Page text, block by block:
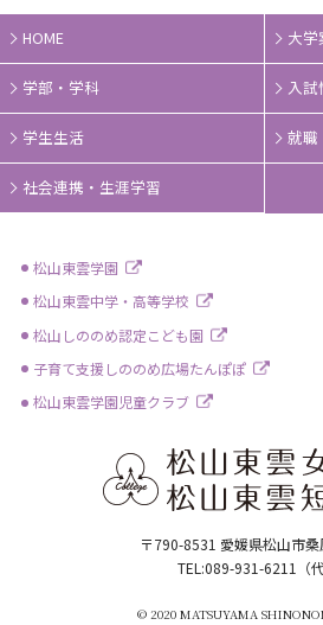
HOME 大学
学部・学科 入試
学生生活 就職
社会連携・生涯学習
松山東雲学園
松山東雲中学・高等学校
松山しののめ認定こども園
子育て支援しののめ広場たんぽぽ
松山東雲学園児童クラブ
〒790-8531 愛媛県松山市桑
TEL:089-931-6211（代
© 2020 MATSUYAMA